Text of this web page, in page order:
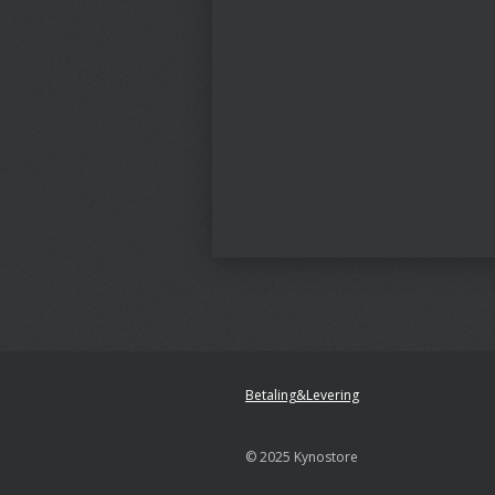
Betaling&Levering
© 2025 Kynostore